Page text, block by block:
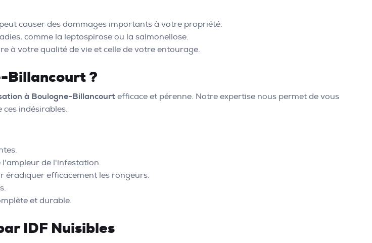
causer des dommages importants à votre propriété.
comme la leptospirose ou la salmonellose.
à votre qualité de vie et celle de votre entourage.
Billancourt ?
à Boulogne-Billancourt efficace et pérenne. Notre expertise nous permet de vous
indésirables.
de l'infestation.
éradiquer efficacement les rongeurs.
et durable.
IDF Nuisibles